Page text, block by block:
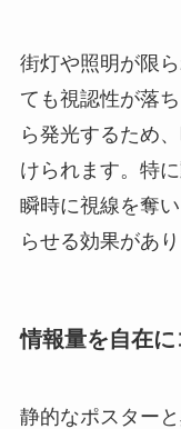
街灯や照明が限
ても視認性が落
ら発光するため
けられます。特
瞬時に視線を奪
らせる効果があり
情報量を自在
静的なポスター